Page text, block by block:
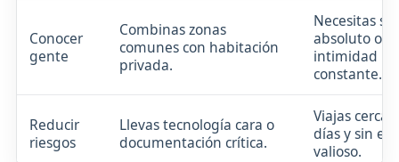
Conocer
gente
Combinas zonas
comunes con habitación
privada.
Necesitas
absoluto o
intimidad
constante.
Reducir
riesgos
Llevas tecnología cara o
documentación crítica.
Viajas cerca,
días y sin
valioso.